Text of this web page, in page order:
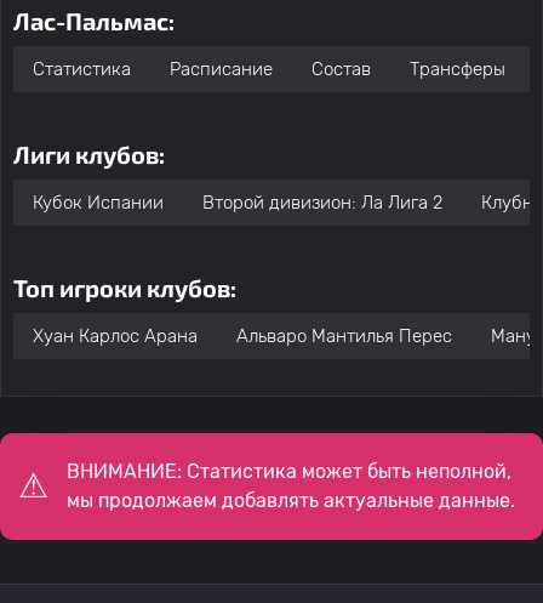
Лас-Пальмас:
Статистика Расписание Состав Трансферы
Лиги клубов:
Кубок Испании Второй дивизион: Ла Лига 2
Топ игроки клубов:
Хуан Карлос Арана Альваро Мантилья Перес Ману
ВНИМАНИЕ: Статистика может быть неполной,
мы продолжаем добавлять актуальные данные.